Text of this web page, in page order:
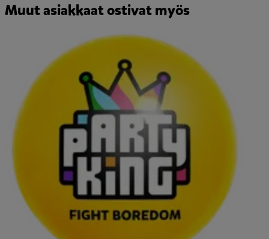
Muut asiakkaat ostivat myös